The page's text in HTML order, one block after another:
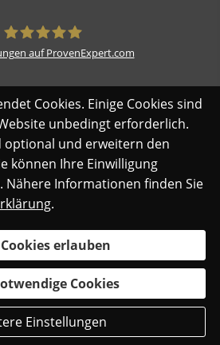
auf ProvenExpert.com
Cookies. Einige Cookies sind
unbedingt erforderlich.
optional und erweitern den
können Ihre Einwilligung
Nähere Informationen finden Sie
.
erlauben
Cookies
Einstellungen